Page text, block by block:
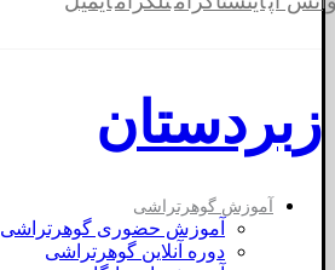
زبردستان
آموزش گوهرتراشی
آموزش حضوری گوهرتراشی
دوره آنلاین گوهرتراشی